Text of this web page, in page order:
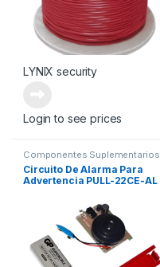
LYNIX security
Login to see prices
Componentes Suplementarios
Circuito De Alarma Para
Advertencia PULL-22CE-AL